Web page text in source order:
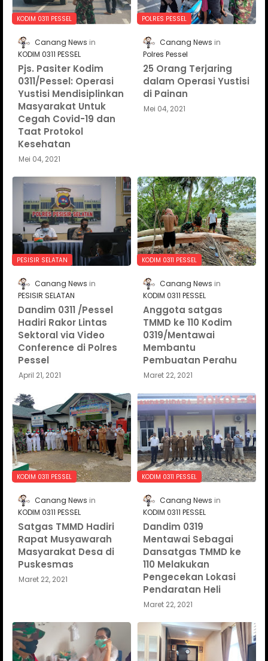
KODIM 0311 PESSEL
Canang News
KODIM 0311 PESSEL
Pjs. Pasiter Kodim
0311/Pessel: Operasi
Yustisi Mendisiplinkan
Masyarakat Untuk
Cegah Covid-19 dan
Taat Protokol
Kesehatan
Mei 04, 2021
POLRES PESSEL
Canang News
Polres Pessel
25 Orang Terjaring
dalam Operasi Yustisi
di Painan
Mei 04, 2021
PESISIR SELATAN
Canang News
PESISIR SELATAN
Dandim 0311 /Pessel
Hadiri Rakor Lintas
Sektoral via Video
Conference di Polres
Pessel
April 21, 2021
KODIM 0311 PESSEL
Canang News
KODIM 0311 PESSEL
Anggota satgas
TMMD ke 110 Kodim
0319/Mentawai
Membantu
Pembuatan Perahu
Maret 22, 2021
KODIM 0311 PESSEL
Canang News
KODIM 0311 PESSEL
Satgas TMMD Hadiri
Rapat Musyawarah
Masyarakat Desa di
Puskesmas
Maret 22, 2021
KODIM 0311 PESSEL
Canang News
KODIM 0311 PESSEL
Dandim 0319
Mentawai Sebagai
Dansatgas TMMD ke
110 Melakukan
Pengecekan Lokasi
Pendaratan Heli
Maret 22, 2021